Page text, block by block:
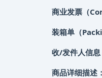
商业发票（
装箱单（
收/发件人信息
商品详细描述